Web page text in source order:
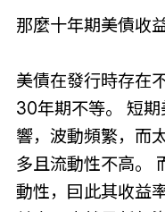
那麼十年期美債收
美債在發行時存在
30年期不等。 短
響，波動頻繁，而
多且流動性不高。
動性，囙此其收益